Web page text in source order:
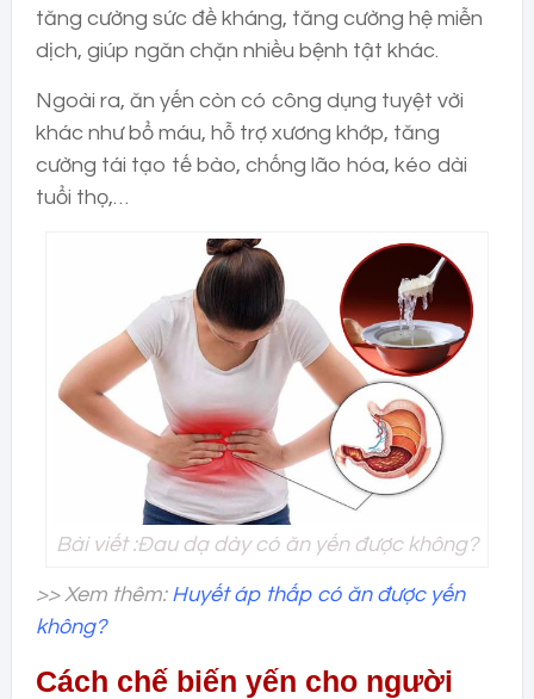
tăng cường sức đề kháng, tăng cường hệ miễn
dịch, giúp ngăn chặn nhiều bệnh tật khác.
Ngoài ra, ăn yến còn có công dụng tuyệt vời
khác như bổ máu, hỗ trợ xương khớp, tăng
cường tái tạo tế bào, chống lão hóa, kéo dài
tuổi thọ,…
Bài viết :Đau dạ dày có ăn yến được không?
>> Xem thêm: Huyết áp thấp có ăn được yến
không?
Cách chế biến yến cho người